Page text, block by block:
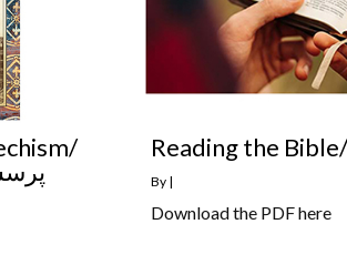
By |
Download the PDF here